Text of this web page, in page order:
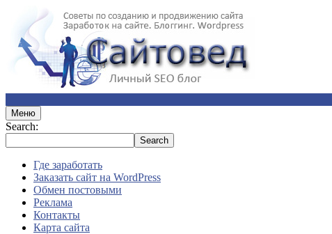
Меню
Search:
Где заработать
Заказать сайт на WordPress
Обмен постовыми
Реклама
Контакты
Карта сайта